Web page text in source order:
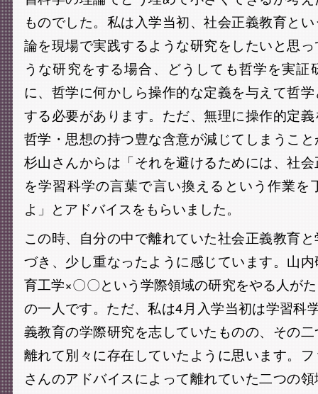
ものでした。私は入学当初、社会正義教育と
論を現場で実践するような研究をしたいと思
うな研究をする場合、どうしても哲学を実証
に、哲学に何かしら操作的な定義を与えて哲
する必要があります。ただ、無理に操作的定
哲学・思想の持つ豊な含意が減じてしまうこ
杉山さんからは「それを避けるためには、社
を学習科学の言葉で言い換えるという作業を
よ」とアドバイスをもらいました。
この時、自分の中で離れていた社会正義教育
づき、少し重なったように感じています。山
育工学×〇〇という学際領域の研究をやる人が
の一人です。ただ、私は4月入学当初は学習科
義教育の学際研究を志していたものの、その
離れて別々に存在していたように思います。
さんのアドバイスによって離れていた二つの